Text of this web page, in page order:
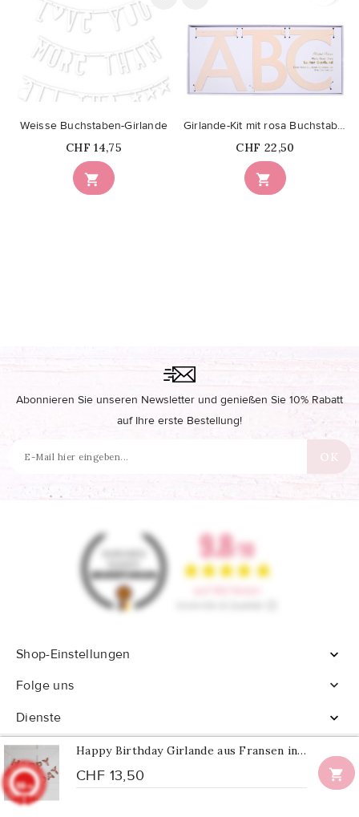

Weisse Buchstaben-Girlande
Price
CHF 14,75

Girlande-Kit mit rosa Buchstaben und schillerndem Glitzer
Price
CHF 22,50
Happy Birthday Girlande aus Fransen in Roségold
CHF 13,50 
Abonnieren Sie unseren Newsletter und genießen Sie 10% Rabatt
auf Ihre erste Bestellung!
Shop-Einstellungen

Folge uns

Dienste

9.8/10
902 Noten